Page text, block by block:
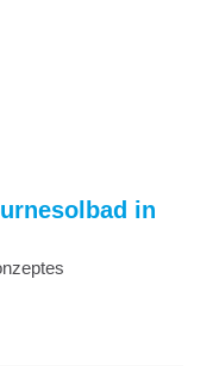
in